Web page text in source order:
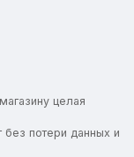
целая
без потери данных и